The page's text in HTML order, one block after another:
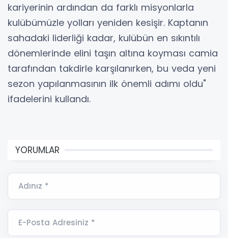
kariyerinin ardından da farklı misyonlarla
kulübümüzle yolları yeniden kesişir. Kaptanın
sahadaki liderliği kadar, kulübün en sıkıntılı
dönemlerinde elini taşın altına koyması camia
tarafından takdirle karşılanırken, bu veda yeni
sezon yapılanmasının ilk önemli adımı oldu"
ifadelerini kullandı.
YORUMLAR
Adınız *
E-Posta Adresiniz *